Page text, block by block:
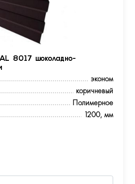
8017 шоколадно-
эконом
коричневый
Полимерное
1200, мм